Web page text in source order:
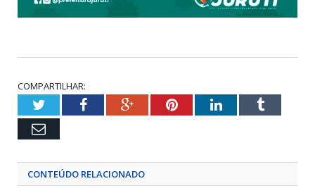
COMPARTILHAR:
TwitterFacebookGoogle+PinterestLinkedInTumblr
Email
CONTEÚDO RELACIONADO